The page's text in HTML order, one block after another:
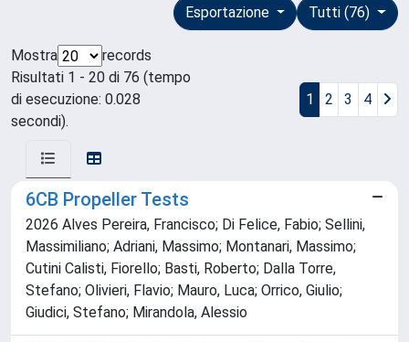
Tutti (76)
Esportazione
Mostra
records
Risultati 1 - 20 di 76 (tempo
di esecuzione: 0.028
secondi).
1 2 3 4
6CB Propeller Tests
2026 Alves Pereira, Francisco; Di Felice, Fabio; Sellini,
Massimiliano; Adriani, Massimo; Montanari, Massimo;
Cutini Calisti, Fiorello; Basti, Roberto; Dalla Torre,
Stefano; Olivieri, Flavio; Mauro, Luca; Orrico, Giulio;
Giudici, Stefano; Mirandola, Alessio